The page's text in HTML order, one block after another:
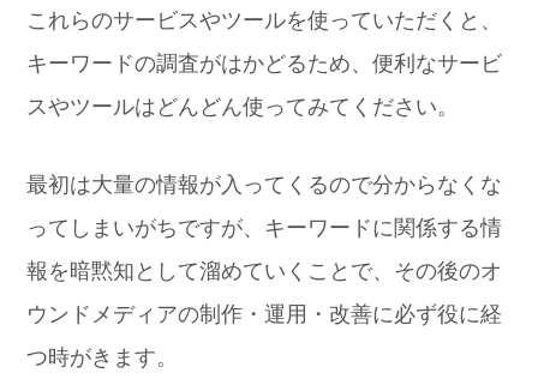
これらのサービスやツールを使っていただくと、
キーワードの調査がはかどるため、便利なサービ
スやツールはどんどん使ってみてください。
最初は大量の情報が入ってくるので分からなくな
ってしまいがちですが、キーワードに関係する情
報を暗黙知として溜めていくことで、その後のオ
ウンドメディアの制作・運用・改善に必ず役に経
つ時がきます。